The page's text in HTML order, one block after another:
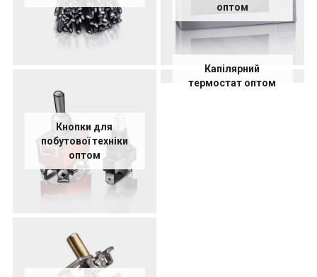
оптом
Кнопки для
побутової техніки
оптом
Капілярний
термостат оптом